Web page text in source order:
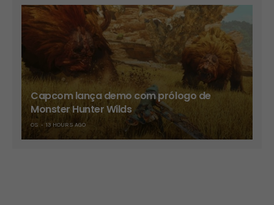
Capcom lança demo com prólogo de
Monster Hunter Wilds
OS 13 HOURS AGO